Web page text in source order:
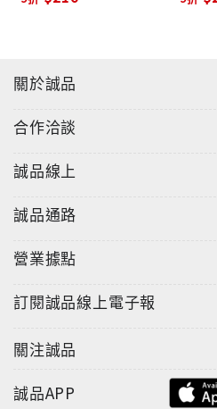
關於誠品
合作洽談
誠品線上
誠品通路
營業據點
訂閱誠品線上電子報
關注誠品
誠品APP